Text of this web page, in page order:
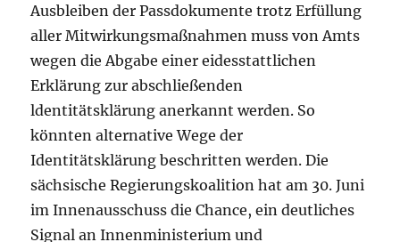
Ausbleiben der Passdokumente trotz Erfüllung
aller Mitwirkungsmaßnahmen muss von Amts
wegen die Abgabe einer eidesstattlichen
Erklärung zur abschließenden
ldentitätsklärung anerkannt werden. So
könnten alternative Wege der
Identitätsklärung beschritten werden. Die
sächsische Regierungskoalition hat am 30. Juni
im Innenausschuss die Chance, ein deutliches
Signal an Innenministerium und